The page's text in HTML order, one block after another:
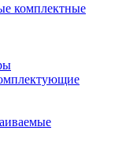
комплектные